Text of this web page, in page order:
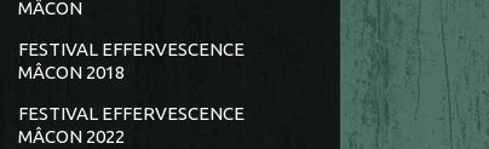
MÂCON
FESTIVAL EFFERVESCENCE
MÂCON 2018
FESTIVAL EFFERVESCENCE
MÂCON 2022